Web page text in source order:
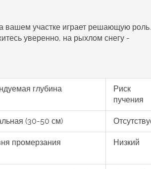
вашем участке играет решающую роль.
уверенно, на рыхлом снегу -
глубина
Риск
пучения
(30-50 см)
промерзания Низкий